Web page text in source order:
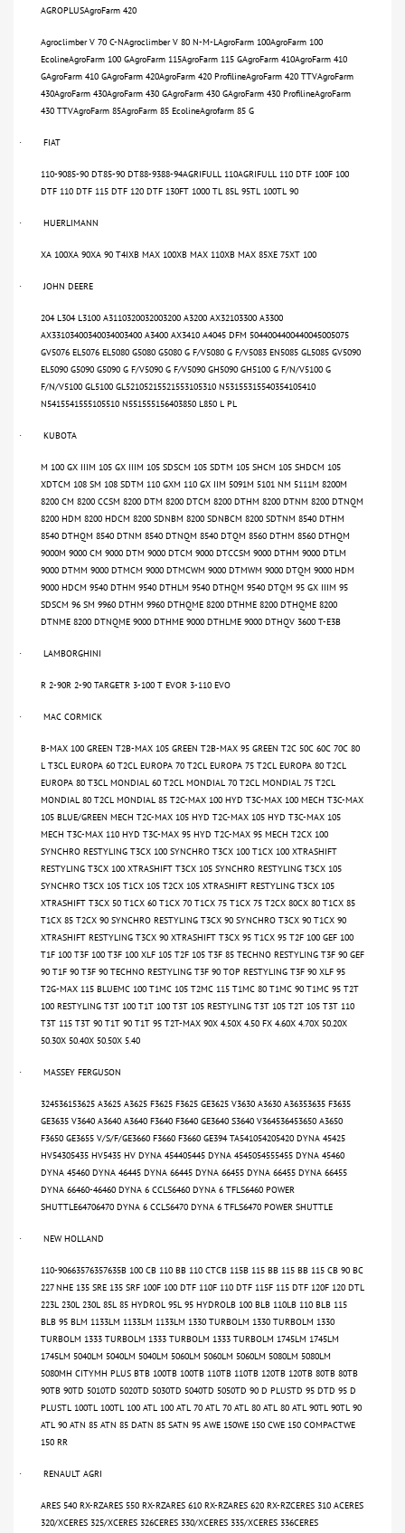
AGROPLUSAgroFarm 420
Agroclimber V 70 C-NAgroclimber V 80 N-M-LAgroFarm 100AgroFarm 100
EcolineAgroFarm 100 GAgroFarm 115AgroFarm 115 GAgroFarm 410AgroFarm 410
GAgroFarm 410 GAgroFarm 420AgroFarm 420 ProfilineAgroFarm 420 TTVAgroFarm
430AgroFarm 430AgroFarm 430 GAgroFarm 430 GAgroFarm 430 ProfilineAgroFarm
430 TTVAgroFarm 85AgroFarm 85 EcolineAgrofarm 85 G
· FIAT
110-9085-90 DT85-90 DT88-9388-94AGRIFULL 110AGRIFULL 110 DTF 100F 100
DTF 110 DTF 115 DTF 120 DTF 130FT 1000 TL 85L 95TL 100TL 90
· HUERLIMANN
XA 100XA 90XA 90 T4IXB MAX 100XB MAX 110XB MAX 85XE 75XT 100
· JOHN DEERE
204 L304 L3100 A3110320032003200 A3200 AX32103300 A3300
AX33103400340034003400 A3400 AX3410 A4045 DFM 5044004400440045005075
GV5076 EL5076 EL5080 G5080 G5080 G F/V5080 G F/V5083 EN5085 GL5085 GV5090
EL5090 G5090 G5090 G F/V5090 G F/V5090 GH5090 GH5100 G F/N/V5100 G
F/N/V5100 GL5100 GL52105215521553105310 N53155315540354105410
N5415541555105510 N551555156403850 L850 L PL
· KUBOTA
M 100 GX IIIM 105 GX IIIM 105 SDSCM 105 SDTM 105 SHCM 105 SHDCM 105
XDTCM 108 SM 108 SDTM 110 GXM 110 GX IIM 5091M 5101 NM 5111M 8200M
8200 CM 8200 CCSM 8200 DTM 8200 DTCM 8200 DTHM 8200 DTNM 8200 DTNQM
8200 HDM 8200 HDCM 8200 SDNBM 8200 SDNBCM 8200 SDTNM 8540 DTHM
8540 DTHQM 8540 DTNM 8540 DTNQM 8540 DTQM 8560 DTHM 8560 DTHQM
9000M 9000 CM 9000 DTM 9000 DTCM 9000 DTCCSM 9000 DTHM 9000 DTLM
9000 DTMM 9000 DTMCM 9000 DTMCWM 9000 DTMWM 9000 DTQM 9000 HDM
9000 HDCM 9540 DTHM 9540 DTHLM 9540 DTHQM 9540 DTQM 95 GX IIIM 95
SDSCM 96 SM 9960 DTHM 9960 DTHQME 8200 DTHME 8200 DTHQME 8200
DTNME 8200 DTNQME 9000 DTHME 9000 DTHLME 9000 DTHQV 3600 T-E3B
· LAMBORGHINI
R 2-90R 2-90 TARGETR 3-100 T EVOR 3-110 EVO
· MAC CORMICK
B-MAX 100 GREEN T2B-MAX 105 GREEN T2B-MAX 95 GREEN T2C 50C 60C 70C 80
L T3CL EUROPA 60 T2CL EUROPA 70 T2CL EUROPA 75 T2CL EUROPA 80 T2CL
EUROPA 80 T3CL MONDIAL 60 T2CL MONDIAL 70 T2CL MONDIAL 75 T2CL
MONDIAL 80 T2CL MONDIAL 85 T2C-MAX 100 HYD T3C-MAX 100 MECH T3C-MAX
105 BLUE/GREEN MECH T2C-MAX 105 HYD T2C-MAX 105 HYD T3C-MAX 105
MECH T3C-MAX 110 HYD T3C-MAX 95 HYD T2C-MAX 95 MECH T2CX 100
SYNCHRO RESTYLING T3CX 100 SYNCHRO T3CX 100 T1CX 100 XTRASHIFT
RESTYLING T3CX 100 XTRASHIFT T3CX 105 SYNCHRO RESTYLING T3CX 105
SYNCHRO T3CX 105 T1CX 105 T2CX 105 XTRASHIFT RESTYLING T3CX 105
XTRASHIFT T3CX 50 T1CX 60 T1CX 70 T1CX 75 T1CX 75 T2CX 80CX 80 T1CX 85
T1CX 85 T2CX 90 SYNCHRO RESTYLING T3CX 90 SYNCHRO T3CX 90 T1CX 90
XTRASHIFT RESTYLING T3CX 90 XTRASHIFT T3CX 95 T1CX 95 T2F 100 GEF 100
T1F 100 T3F 100 T3F 100 XLF 105 T2F 105 T3F 85 TECHNO RESTYLING T3F 90 GEF
90 T1F 90 T3F 90 TECHNO RESTYLING T3F 90 TOP RESTYLING T3F 90 XLF 95
T2G-MAX 115 BLUEMC 100 T1MC 105 T2MC 115 T1MC 80 T1MC 90 T1MC 95 T2T
100 RESTYLING T3T 100 T1T 100 T3T 105 RESTYLING T3T 105 T2T 105 T3T 110
T3T 115 T3T 90 T1T 90 T1T 95 T2T-MAX 90X 4.50X 4.50 FX 4.60X 4.70X 50.20X
50.30X 50.40X 50.50X 5.40
· MASSEY FERGUSON
324536153625 A3625 A3625 F3625 F3625 GE3625 V3630 A3630 A36353635 F3635
GE3635 V3640 A3640 A3640 F3640 F3640 GE3640 S3640 V364536453650 A3650
F3650 GE3655 V/S/F/GE3660 F3660 F3660 GE394 TA541054205420 DYNA 45425
HV54305435 HV5435 HV DYNA 454405445 DYNA 4545054555455 DYNA 45460
DYNA 45460 DYNA 46445 DYNA 66445 DYNA 66455 DYNA 66455 DYNA 66455
DYNA 66460-46460 DYNA 6 CCLS6460 DYNA 6 TFLS6460 POWER
SHUTTLE64706470 DYNA 6 CCLS6470 DYNA 6 TFLS6470 POWER SHUTTLE
· NEW HOLLAND
110-90663576357635B 100 CB 110 BB 110 CTCB 115B 115 BB 115 BB 115 CB 90 BC
227 NHE 135 SRE 135 SRF 100F 100 DTF 110F 110 DTF 115F 115 DTF 120F 120 DTL
223L 230L 230L 85L 85 HYDROL 95L 95 HYDROLB 100 BLB 110LB 110 BLB 115
BLB 95 BLM 1133LM 1133LM 1133LM 1330 TURBOLM 1330 TURBOLM 1330
TURBOLM 1333 TURBOLM 1333 TURBOLM 1333 TURBOLM 1745LM 1745LM
1745LM 5040LM 5040LM 5040LM 5060LM 5060LM 5060LM 5080LM 5080LM
5080MH CITYMH PLUS BTB 100TB 100TB 110TB 110TB 120TB 120TB 80TB 80TB
90TB 90TD 5010TD 5020TD 5030TD 5040TD 5050TD 90 D PLUSTD 95 DTD 95 D
PLUSTL 100TL 100TL 100 ATL 100 ATL 70 ATL 70 ATL 80 ATL 80 ATL 90TL 90TL 90
ATL 90 ATN 85 ATN 85 DATN 85 SATN 95 AWE 150WE 150 CWE 150 COMPACTWE
150 RR
· RENAULT AGRI
ARES 540 RX-RZARES 550 RX-RZARES 610 RX-RZARES 620 RX-RZCERES 310 ACERES
320/XCERES 325/XCERES 326CERES 330/XCERES 335/XCERES 336CERES